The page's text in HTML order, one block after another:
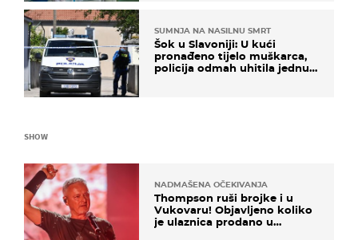
SUMNJA NA NASILNU SMRT
Šok u Slavoniji: U kući
pronađeno tijelo muškarca,
policija odmah uhitila jednu
SHOW
NADMAŠENA OČEKIVANJA
Thompson ruši brojke i u
Vukovaru! Objavljeno koliko
je ulaznica prodano u